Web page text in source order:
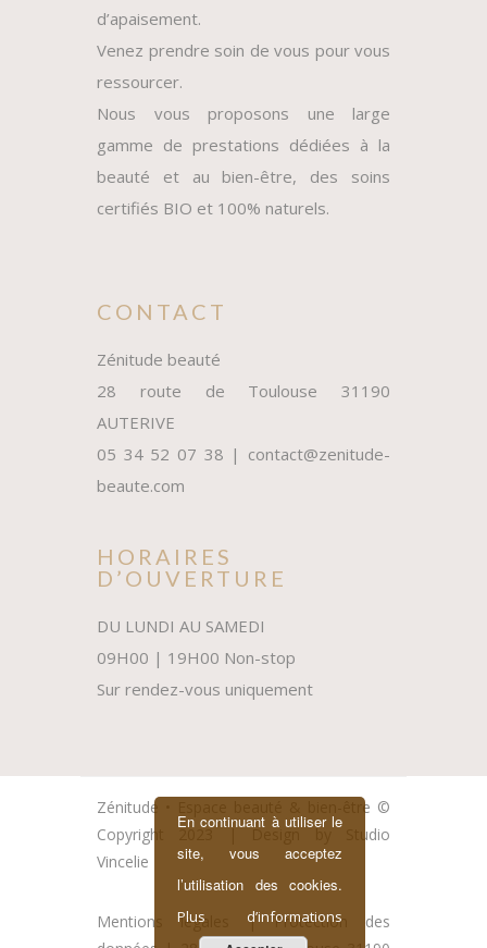
d’apaisement.
Venez prendre soin de vous pour vous
ressourcer.
Nous vous proposons une large
gamme de prestations dédiées à la
beauté et au bien-être, des soins
certifiés BIO et 100% naturels.
CONTACT
Zénitude beauté
28 route de Toulouse 31190
AUTERIVE
05 34 52 07 38 | contact@zenitude-
beaute.com
HORAIRES
D’OUVERTURE
DU LUNDI AU SAMEDI
09H00 | 19H00 Non-stop
Sur rendez-vous uniquement
Zénitude • Espace beauté & bien-être ©
Copyright 2023 | Design by
Studio
Vincelie
Mentions légales |Protection des
En continuant à utiliser le
site, vous acceptez
l’utilisation des cookies.
Plus d’informations